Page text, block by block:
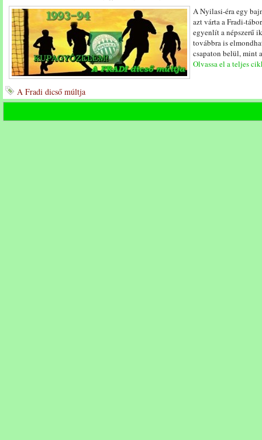
A Nyilasi-éra egy
azt várta a Fradi-
egyenlít a népszerű
továbbra is
csapaton belül, mint
Olvassa el a teljes
A Fradi dicső múltja